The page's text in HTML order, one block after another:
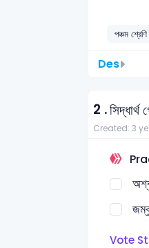
পঞ্চম
Des
2 .
Created: 3
Vote